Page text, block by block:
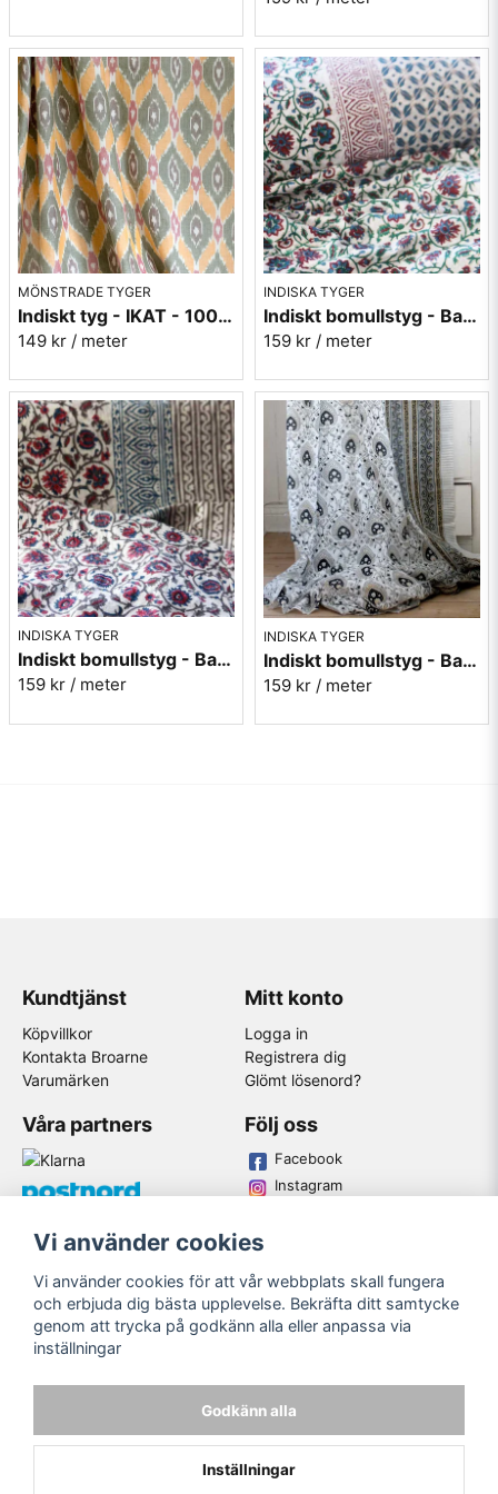
MÖNSTRADE TYGER
Indiskt tyg - IKAT - 100% bomull - Grön/orange/rosa
149 kr / meter
INDISKA TYGER
Indiskt bomullstyg - Batist - nr.6
159 kr / meter
INDISKA TYGER
Indiskt bomullstyg - Batist - nr.2
159 kr / meter
INDISKA TYGER
Indiskt bomullstyg - Batist - nr.13
159 kr / meter
Kundtjänst
Köpvillkor
Kontakta Broarne
Varumärken
Mitt konto
Logga in
Registrera dig
Glömt lösenord?
Våra partners Följ oss
Facebook
Instagram
© Copyright
Vi använder cookies
Vi använder cookies för att vår webbplats skall fungera
och erbjuda dig bästa upplevelse. Bekräfta ditt samtycke
genom att trycka på godkänn alla eller anpassa via
inställningar
Godkänn alla
Inställningar